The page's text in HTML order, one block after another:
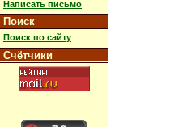
Написать письмо
Поиск
Поиск по сайту
Счётчики